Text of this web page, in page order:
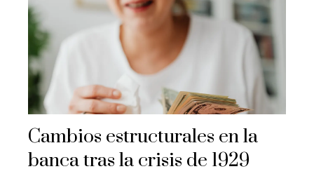
Cambios estructurales en la
banca tras la crisis de 1929